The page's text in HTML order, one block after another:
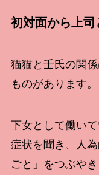
初対面から上
猫猫と壬氏の関
ものがあります。
下女として働い
症状を聞き、人
ごと」をつぶやき